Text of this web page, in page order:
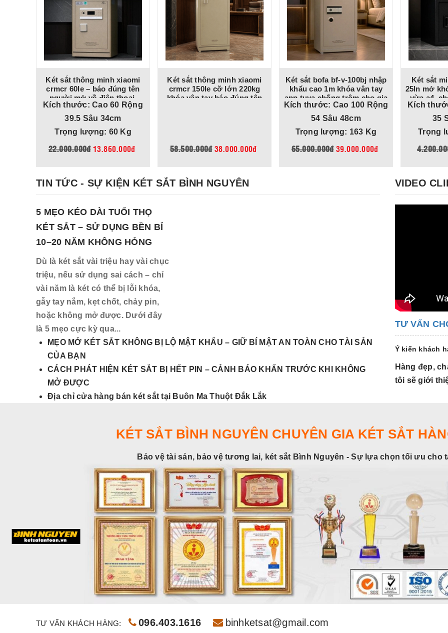
Két sắt thông minh xiaomi
crmcr 60le – báo đúng tên
người mở về điện thoại,
chống trộm a10, 8 chế độ
cảnh báo điện thoại
Kích thước: Cao 60 Rộng
39.5 Sâu 34cm
Trọng lượng: 60 Kg
22.000.000đ 13.860.000đ
Két sắt thông minh xiaomi
crmcr 150le cỡ lớn 220kg
khóa vân tay báo đúng tên
58.500.000đ 38.000.000đ
Két sắt bofa bf-v-100bj nhập
khẩu cao 1m khóa vân tay
app tuya chống trộm cho gia
đình, công ty, tiệm vàng
Kích thước: Cao 100 Rộng
54 Sâu 48cm
Trọng lượng: 163 Kg
65.000.000đ 39.000.000đ
Két sắt
25ln mở
vừa a4,
Kích
35
Trọng
TIN TỨC - SỰ KIỆN KÉT SẮT BÌNH NGUYÊN
5 MẸO KÉO DÀI TUỔI THỌ
KÉT SẮT – SỬ DỤNG BỀN BỈ
10–20 NĂM KHÔNG HỎNG
Dù là két sắt vài triệu hay vài chục
triệu, nếu sử dụng sai cách – chỉ
vài năm là két có thể bị lỗi khóa,
gẫy tay nắm, kẹt chốt, chảy pin,
hoặc không mở được. Dưới đây
là 5 mẹo cực kỳ qua...
MẸO MỞ KÉT SẮT KHÔNG BỊ LỘ MẬT KHẨU – GIỮ BÍ MẬT AN TOÀN CHO TÀI SẢN
CỦA BẠN
CÁCH PHÁT HIỆN KÉT SẮT BỊ HẾT PIN – CẢNH BÁO KHẨN TRƯỚC KHI KHÔNG
MỞ ĐƯỢC
Địa chỉ cửa hàng bán két sắt tại Buôn Ma Thuột Đắk Lắk
VIDEO
TƯ VẤN
Ý kiến khách
Hàng đẹp,
tôi sẽ giới
KÉT SẮT BÌNH NGUYÊN CHUYÊN GIA KÉT SẮT
Bảo vệ tài sản, bảo vệ tương lai, két sắt Bình Nguyên - Sự lựa chọn tối ưu cho
TƯ VẤN KHÁCH HÀNG: 096.403.1616 binhketsat@gmail.com